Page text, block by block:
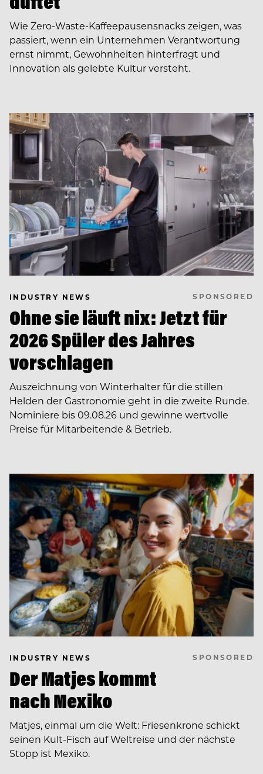
Wie Zero-Waste-Kaffeepausensnacks zeigen, was
passiert, wenn ein Unternehmen Verantwortung
ernst nimmt, Gewohnheiten hinterfragt und
Innovation als gelebte Kultur versteht.
INDUSTRY NEWS SPONSORED
Ohne sie läuft nix: Jetzt für
2026 Spüler des Jahres
vorschlagen
Auszeichnung von Winterhalter für die stillen
Helden der Gastronomie geht in die zweite Runde.
Nominiere bis 09.08.26 und gewinne wertvolle
Preise für Mitarbeitende & Betrieb.
INDUSTRY NEWS SPONSORED
Der Matjes kommt
nach Mexiko
Matjes, einmal um die Welt: Friesenkrone schickt
seinen Kult-Fisch auf Weltreise und der nächste
Stopp ist Mexiko.